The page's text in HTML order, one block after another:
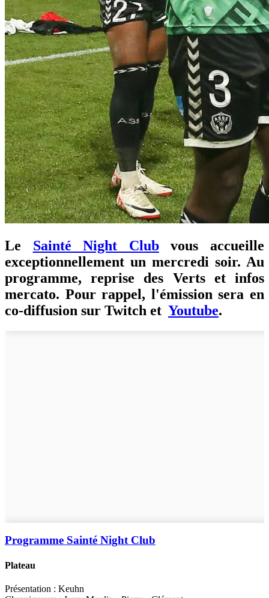
Le Sainté Night Clubvous accueille
exceptionnellement un mercredi soir. Au
programme, reprise des Verts et infos
mercato. Pour rappel, l'émission sera en
co-diffusion sur Twitch et Youtube.
Programme Sainté Night Club
Plateau
Présentation : Keuhn